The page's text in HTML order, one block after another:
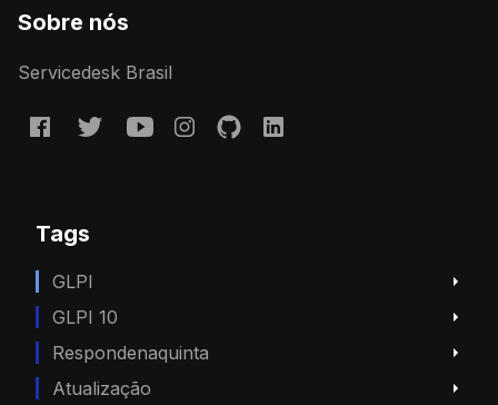
Sobre nós
Servicedesk Brasil
Tags
GLPI
GLPI 10
Respondenaquinta
Atualização